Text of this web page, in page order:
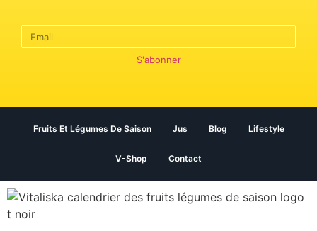
S'abonner
Fruits Et Légumes De Saison Jus Blog Lifestyle
V-Shop Contact